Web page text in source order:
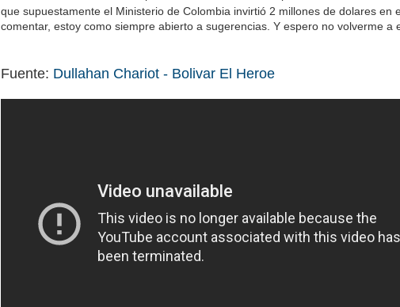
que supuestamente el Ministerio de Colombia invirtió 2 millones de dolares en
comentar, estoy como siempre abierto a sugerencias. Y espero no volverme a
Fuente: Dullahan Chariot - Bolivar El Heroe